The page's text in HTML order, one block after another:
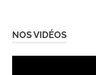
NOS VIDÉOS